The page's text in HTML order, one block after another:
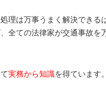
理は万事うまく解決できる
全ての法律家が交通事故を
実務から知識を得ています。